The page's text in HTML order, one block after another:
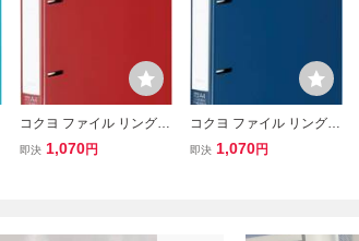
コクヨ ファイル リングフ
ァイル NEOS A4 220枚収
即決 1,070円
コクヨ ファイル リングフ
ァイル NEOS A4 220枚収
即決 1,070円